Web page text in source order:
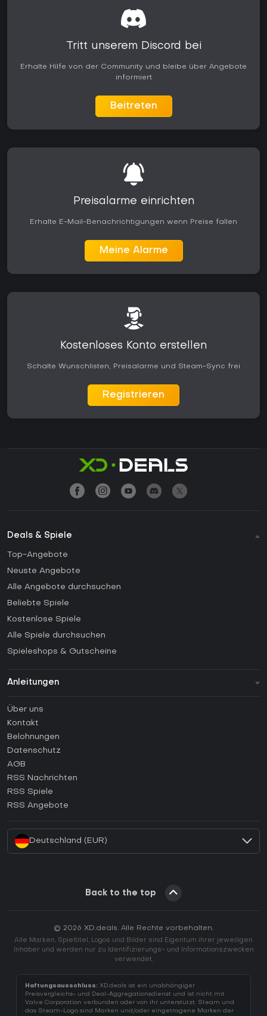
Tritt unserem Discord bei
Erhalte Hilfe von der Community und bleibe über Angebote
informiert
Beitreten
Preisalarme einrichten
Erhalte E-Mail-Benachrichtigungen wenn Preise fallen
Meine Alarme
Kostenloses Konto erstellen
Schalte Wunschlisten, Preisalarme und Steam-Sync frei
Registrieren
Deals & Spiele
Top-Angebote
Neuste Angebote
Alle Angebote durchsuchen
Beliebte Spiele
Kostenlose Spiele
Alle Spiele durchsuchen
Spieleshops & Gutscheine
Anleitungen
Anleitungen
Wie aktiviert man einen Steam CD Key?
Wie aktiviert man einen Epic Games CD Key?
Wie aktiviert man einen GOG CD Key?
Wie aktiviert man einen Ubisoft Connect CD Key?
Über uns
Kontakt
Belohnungen
Datenschutz
AGB
RSS Nachrichten
RSS Spiele
RSS Angebote
Deutschland (EUR)
Back to the top
© 2026 XD.deals. Alle Rechte vorbehalten.
Alle Marken, Spieltitel, Logos und Bilder sind Eigentum ihrer jeweiligen
Inhaber und werden nur zu Identifizierungs- und Informationszwecken
verwendet.
Haftungsausschluss: XD.deals ist ein unabhängiger
Preisvergleichs- und Deal-Aggregationsdienst und ist nicht mit
Valve Corporation verbunden oder von ihr unterstützt. Steam und
das Steam-Logo sind Marken und/oder eingetragene Marken der